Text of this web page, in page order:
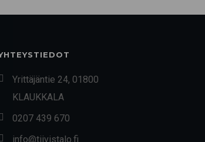
Yrittäjäntie 24, 01800
KLAUKKALA
0207 439 670
info@tiivistalo.fi